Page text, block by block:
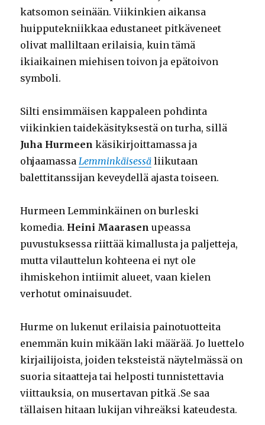
katsomon seinään. Viikinkien aikansa
huipputekniikkaa edustaneet pitkäveneet
olivat malliltaan erilaisia, kuin tämä
ikiaikainen miehisen toivon ja epätoivon
symboli.
Silti ensimmäisen kappaleen pohdinta
viikinkien taidekäsityksestä on turha, sillä
Juha Hurmeen käsikirjoittamassa ja
ohjaamassa Lemminkäisessä liikutaan
balettitanssijan keveydellä ajasta toiseen.
Hurmeen Lemminkäinen on burleski
komedia. Heini Maarasen upeassa
puvustuksessa riittää kimallusta ja paljetteja,
mutta vilauttelun kohteena ei nyt ole
ihmiskehon intiimit alueet, vaan kielen
verhotut ominaisuudet.
Hurme on lukenut erilaisia painotuotteita
enemmän kuin mikään laki määrää. Jo luettelo
kirjailijoista, joiden teksteistä näytelmässä on
suoria sitaatteja tai helposti tunnistettavia
viittauksia, on musertavan pitkä .Se saa
tällaisen hitaan lukijan vihreäksi kateudesta.